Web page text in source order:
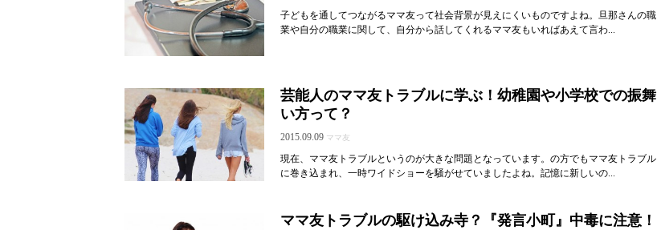
子どもを通してつながるママ友って社会背景が見えにくいものですよね。旦那さんの職
業や自分の職業に関して、自分から話してくれるママ友もいればあえて言わ...
芸能人のママ友トラブルに学ぶ！幼稚園や小学校での振舞
い方って？
2015.09.09 ママ友
現在、ママ友トラブルというのが大きな問題となっています。の方でもママ友トラブル
に巻き込まれ、一時ワイドショーを騒がせていましたよね。記憶に新しいの...
ママ友トラブルの駆け込み寺？『発言小町』中毒に注意！